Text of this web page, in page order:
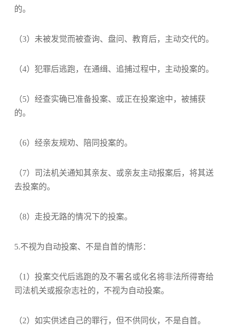
的。
（3）未被发觉而被查询、盘问、教育后，主动交代的。
（4）犯罪后逃跑，在通缉、追捕过程中，主动投案的。
（5）经查实确已准备投案、或正在投案途中，被捕获
的。
（6）经亲友规劝、陪同投案的。
（7）司法机关通知其亲友、或亲友主动报案后，将其送
去投案的。
（8）走投无路的情况下的投案。
5.不视为自动投案、不是自首的情形：
（1）投案交代后逃跑的及不署名或化名将非法所得寄给
司法机关或报杂志社的，不视为自动投案。
（2）如实供述自己的罪行，但不供同伙，不是自首。